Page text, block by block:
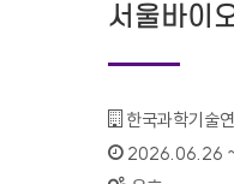
서울바이
기관명 :
한국과학기술
인증기간 :
2026.06.26